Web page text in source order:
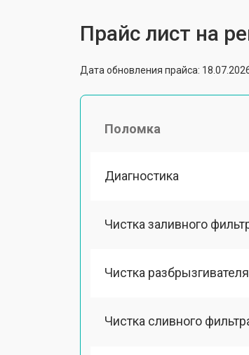
Прайс лист на
Дата обновления прайса:
Поломка
Диагностика
Чистка заливного
Чистка разбрызгивателя
Чистка сливного